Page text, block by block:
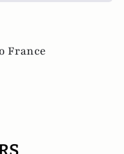
France